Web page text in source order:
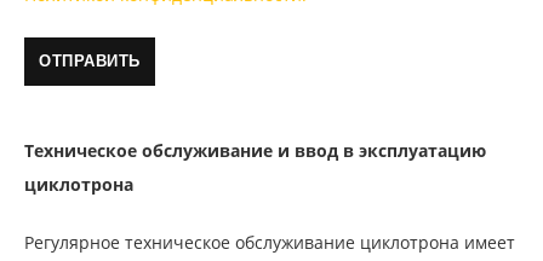
Техническое обслуживание и ввод в эксплуатацию
циклотрона
Регулярное техническое обслуживание циклотрона имеет